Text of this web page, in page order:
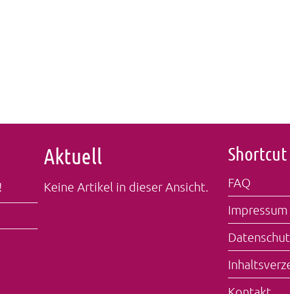
Aktuell
Keine Artikel in dieser Ansicht.
Shortcut
FAQ
Impressum